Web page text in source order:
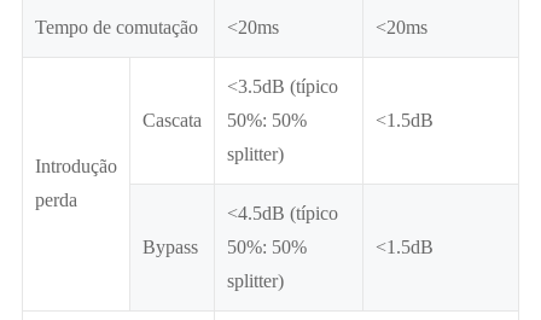
Tempo de comutação <20ms <20ms
Introdução
perda
Cascata
<3.5dB (típico
50%: 50%
splitter)
<1.5dB
Bypass
<4.5dB (típico
50%: 50%
splitter)
<1.5dB